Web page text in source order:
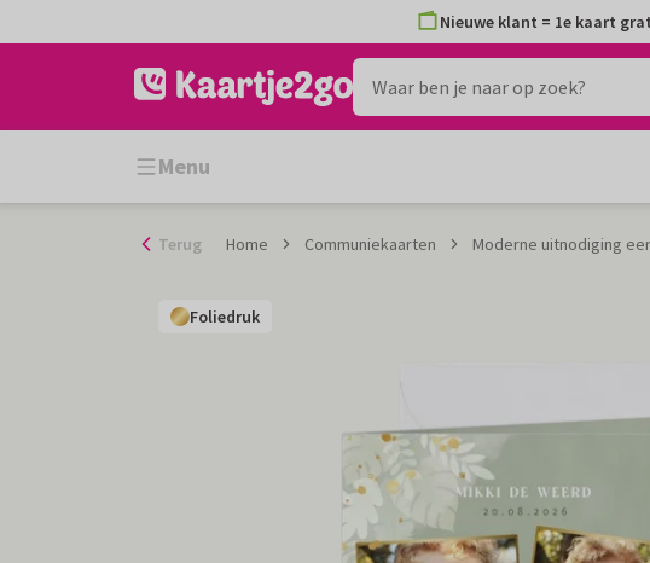
naar
Nieuwe klant = 1e kaart
Menu
Terug Home Communiekaarten Moderne uitnodiging
Foliedruk
Foliedruk
Foliedruk
Foliedruk
Foliedruk